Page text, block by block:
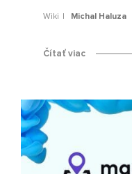
Wiki Michal Haluza
Čítať viac